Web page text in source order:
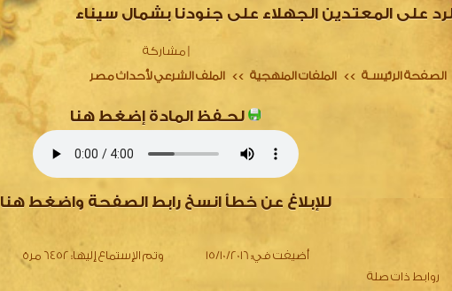
على المعتدين الجهلاء على جنودنا بشمال سيناء
مشاركة
الصفحة الرئيسـة >> الملفات المنهجية >> الملف الشرعي لأحداث مصر
لحـفظ المادة إضغط هنا
للإبلاغ عن خطأ انسخ رابط الصفحة واضغط هنا
أضيفت في: 15/10/2016 وتم الإستماع إليها: 6452 مرة
روابط ذات صلة